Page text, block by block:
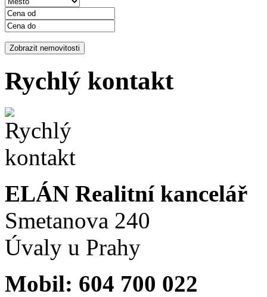
Rychlý kontakt
ELÁN Realitní kancelář
Smetanova 240
Úvaly u Prahy
Mobil: 604 700 022